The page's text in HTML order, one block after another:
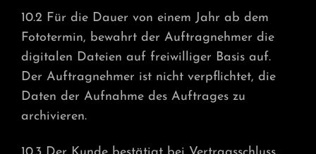
10.2 Für die Dauer von einem Jahr ab dem
Fototermin, bewahrt der Auftragnehmer die
digitalen Dateien auf freiwilliger Basis auf.
Der Auftragnehmer ist nicht verpflichtet, die
Daten der Aufnahme des Auftrages zu
archivieren.